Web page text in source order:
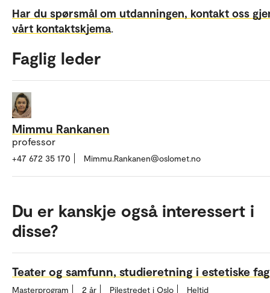
Har du spørsmål om utdanningen, kontakt oss
vårt kontaktskjema.
Faglig leder
Mimmu Rankanen
professor
+47 672 35 170 Mimmu.Rankanen@oslomet.no
Du er kanskje også interessert i
disse?
Teater og samfunn, studieretning i estetiske fag
Masterprogram 2 år Pilestredet i Oslo Heltid